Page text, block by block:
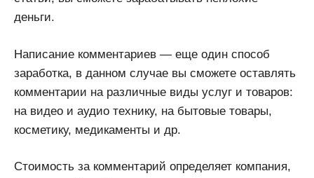
деньги.
Написание комментариев — еще один способ
заработка, в данном случае вы сможете оставлять
комментарии на различные виды услуг и товаров:
на видео и аудио технику, на бытовые товары,
косметику, медикаменты и др.
Стоимость за комментарий определяет компания,